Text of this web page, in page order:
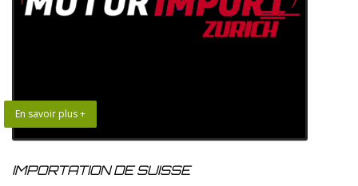
En savoir plus +
IMPORTATION DE SUISSE